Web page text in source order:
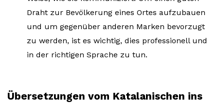
Draht zur Bevölkerung eines Ortes aufzubauen
und um gegenüber anderen Marken bevorzugt
zu werden, ist es wichtig, dies professionell und
in der richtigen Sprache zu tun.
Übersetzungen vom Katalanischen ins